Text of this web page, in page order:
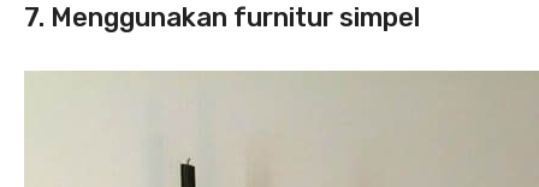
7. Menggunakan furnitur simpel